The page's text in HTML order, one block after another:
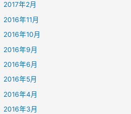
2017年2月
2016年11月
2016年10月
2016年9月
2016年6月
2016年5月
2016年4月
2016年3月